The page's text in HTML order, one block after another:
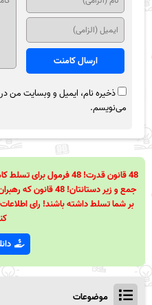
ذخیره نام، ایمیل و وبسایت من
می‌نویسم.
جمع و زیر دستانتان!
بر شما تسلط داشته باشند! رای
موضوعات